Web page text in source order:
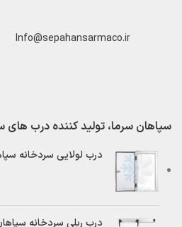
Info@sepahansarmaco.ir
سپاهان سرما، تولید کننده درب های
درب لولایی سردخانه
درب ریلی سردخانه